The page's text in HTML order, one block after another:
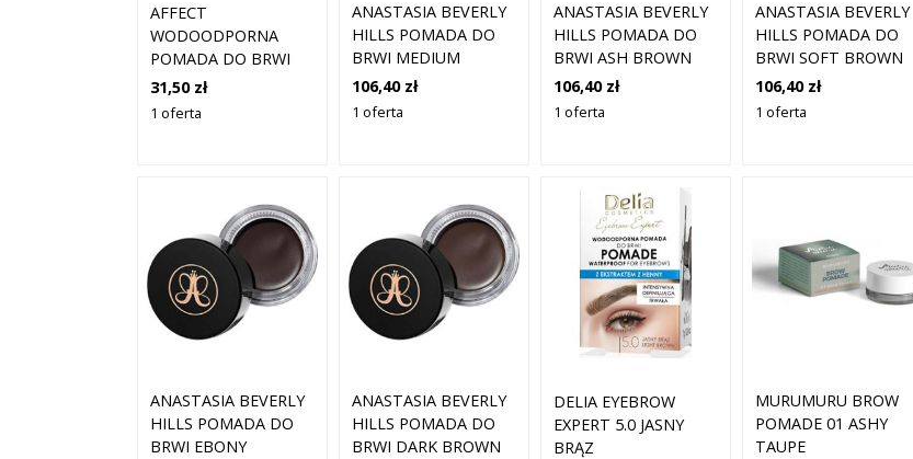
AFFECT
WODOODPORNA
POMADA DO BRWI
MEDIUM
31,50 zł
1 oferta
ANASTASIA BEVERLY
HILLS POMADA DO
BRWI MEDIUM
BROWN
106,40 zł
1 oferta
ANASTASIA BEVERLY
HILLS POMADA DO
BRWI ASH BROWN
106,40 zł
1 oferta
ANASTASIA BEVERLY
HILLS POMADA DO
BRWI SOFT BROWN
106,40 zł
1 oferta
ANASTASIA BEVERLY
HILLS POMADA DO
BRWI EBONY
ANASTASIA BEVERLY
HILLS POMADA DO
BRWI DARK BROWN
DELIA EYEBROW
EXPERT 5.0 JASNY
BRĄZ
MURUMURU BROW
POMADE 01 ASHY
TAUPE